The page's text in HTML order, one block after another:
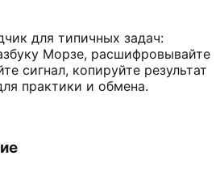
для типичных задач:
Морзе, расшифровывайте
сигнал, копируйте результат
практики и обмена.